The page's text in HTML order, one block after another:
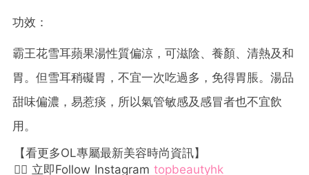
功效：
霸王花雪耳蘋果湯性質偏涼，可滋陰、養顏、清熱及和
胃。但雪耳稍礙胃，不宜一次吃過多，免得胃脹。湯品
甜味偏濃，易惹痰，所以氣管敏感及感冒者也不宜飲
用。
【看更多OL專屬最新美容時尚資訊】
👉🏻 立即Follow Instagram topbeautyhk